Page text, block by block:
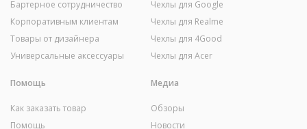
Бартерное сотрудничество
Корпоративным клиентам
Товары от дизайнера
Универсальные аксессуары
Чехлы для Google
Чехлы для Realme
Чехлы для 4Good
Чехлы для Acer
Помощь
Как заказать товар
Помощь
Медиа
Обзоры
Новости